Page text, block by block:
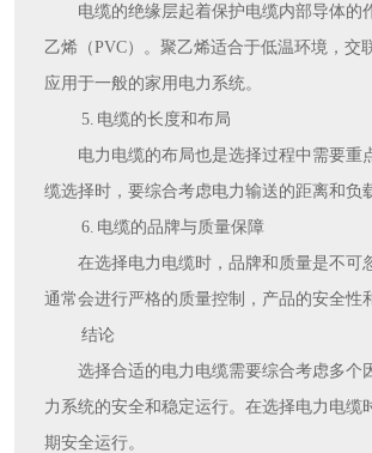
电缆的绝缘层起着保护电缆内部导体
乙烯（PVC）。聚乙烯适合于低温环境，
应用于一般的家用电力系统。
5. 电缆的长度和布局
电力电缆的布局也是选择过程中需要
缆选择时，要综合考虑电力输送的距离和负
6. 电缆的品牌与质量保障
在选择电力电缆时，品牌和质量是不可
通常会进行严格的质量控制，产品的安全性
结论
选择合适的电力电缆需要综合考虑多个
力系统的安全和稳定运行。在选择电力电
期安全运行。